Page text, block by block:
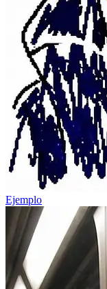
Ejemplo